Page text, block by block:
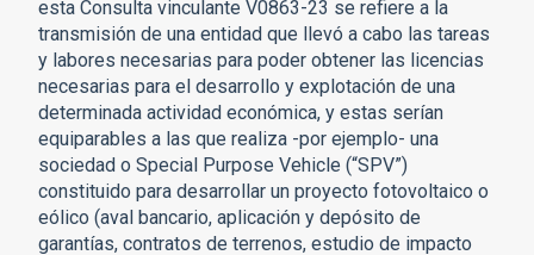
esta Consulta vinculante V0863-23 se refiere a la
transmisión de una entidad que llevó a cabo las tareas
y labores necesarias para poder obtener las licencias
necesarias para el desarrollo y explotación de una
determinada actividad económica, y estas serían
equiparables a las que realiza -por ejemplo- una
sociedad o Special Purpose Vehicle (“SPV”)
constituido para desarrollar un proyecto fotovoltaico o
eólico (aval bancario, aplicación y depósito de
garantías, contratos de terrenos, estudio de impacto